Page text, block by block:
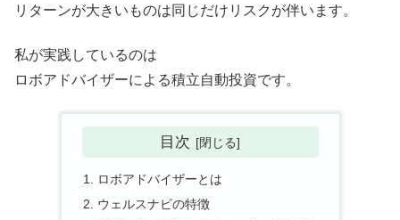
リターンが大きいものは同じだけリスクが伴います。
私が実践しているのは
ロボアドバイザーによる積立自動投資です。
目次
ロボアドバイザーとは
ウェルスナビの特徴